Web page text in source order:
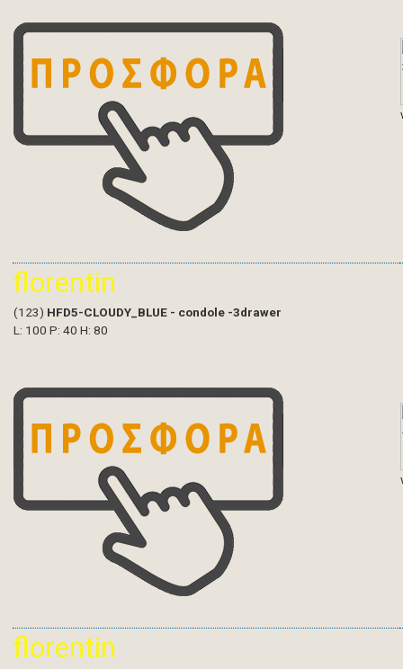
florentin
(123) HFD5-CLOUDY_BLUE - condole -3drawer
L: 100 P: 40 H: 80
florentin